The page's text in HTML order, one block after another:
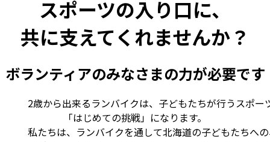
スポーツの入り口に、
共に支えてくれませんか？
ボランティアのみなさまの力が必要です
2歳から出来るランバイクは、子どもたちが行うスポー
「はじめての挑戦」になります。
私たちは、ランバイクを通して北海道の子どもたちへ